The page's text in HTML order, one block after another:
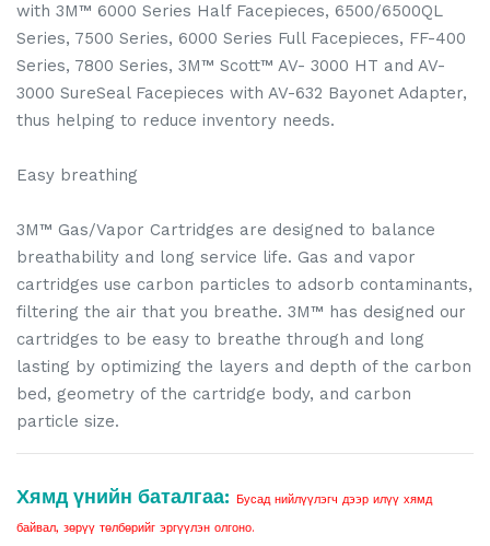
with 3M™ 6000 Series Half Facepieces, 6500/6500QL
Series, 7500 Series, 6000 Series Full Facepieces, FF-400
Series, 7800 Series, 3M™ Scott™ AV- 3000 HT and AV-
3000 SureSeal Facepieces with AV-632 Bayonet Adapter,
thus helping to reduce inventory needs.
Easy breathing
3M™ Gas/Vapor Cartridges are designed to balance
breathability and long service life. Gas and vapor
cartridges use carbon particles to adsorb contaminants,
filtering the air that you breathe. 3M™ has designed our
cartridges to be easy to breathe through and long
lasting by optimizing the layers and depth of the carbon
bed, geometry of the cartridge body, and carbon
particle size.
Хямд үнийн баталгаа: Бусад нийлүүлэгч дээр илүү хямд
байвал, зөрүү төлбөрийг эргүүлэн олгоно.